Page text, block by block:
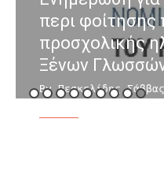
περι φοίτησης
προσχολικής
Ξένων
By Πεσκελίδης Σάββας